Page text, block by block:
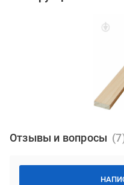
Отзывы и вопросы